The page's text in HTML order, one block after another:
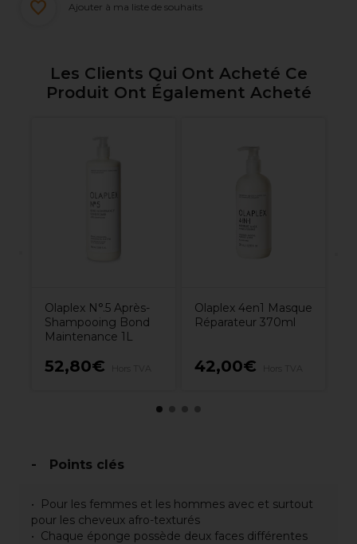
Ajouter à ma liste de souhaits
Les Clients Qui Ont Acheté Ce
Produit Ont Également Acheté
Olaplex N°.5 Après-
Shampooing Bond
Maintenance 1L
52,80€
Olaplex 4en1 Masque
Réparateur 370ml
42,00€
Points clés
Pour les femmes et les hommes avec et surtout
pour les cheveux afro-texturés
Chaque éponge possède deux faces différentes